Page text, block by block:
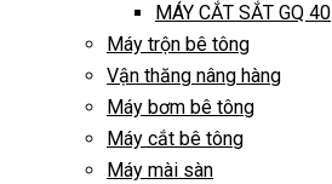
MÁY CẮT SẮT GQ 40
Máy trộn bê tông
Vận thăng nâng hàng
Máy bơm bê tông
Máy cắt bê tông
Máy mài sàn